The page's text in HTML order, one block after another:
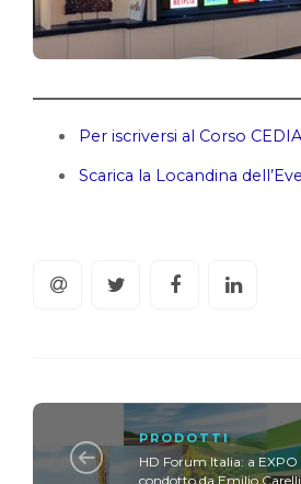
Per iscriversi al Corso CEDIA
Scarica la Locandina
PRODOTTI
HD Forum Italia: a
condotto da Emilio